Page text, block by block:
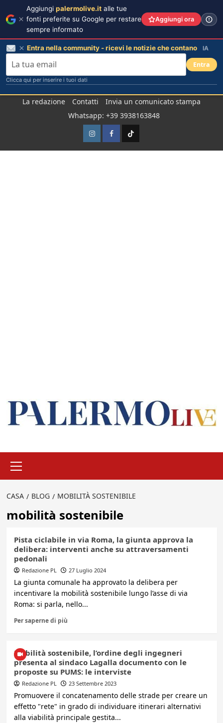
La redazione Contatti
Invia un comunicato stampa
Whatsapp: +39 3938163848
InstagramFacebook
TikTok
principale
CASA BLOG MOBILITÀ SOSTENIBILE
mobilità sostenibile
Pista ciclabile in via Roma, la giunta approva la
delibera: interventi anche su attraversamenti
pedonali
Redazione PL 27 Luglio 2024
La giunta comunale ha approvato la delibera per
incentivare la mobilità sostenibile lungo l’asse di via
Roma: si parla, nello...
Per saperne di più
Mobilità sostenibile, l’ordine degli ingegneri
presenta al sindaco Lagalla documento con le
proposte su PUMS: le interviste
Redazione PL 23 Settembre 2023
Promuovere il concatenamento delle strade per creare un
effetto "rete" in grado di individuare itinerari alternativi
alla viabilità principale gestita...
Aggiungi palermolive.it alle tue
fonti preferite su Google per restare
sempre informato
Aggiungi ora
Entra nella community - ricevi le notizie che contano IA
Entra
Clicca qui per inserire i tuoi dati